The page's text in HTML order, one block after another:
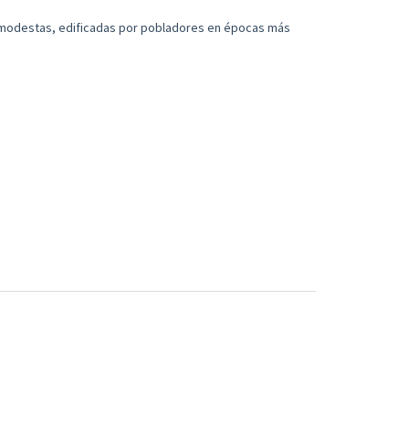
edificadas por pobladores en épocas más